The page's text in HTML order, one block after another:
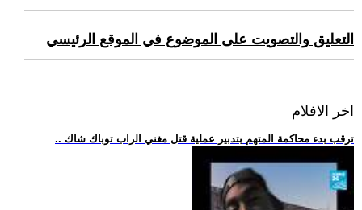
التعليق والتصويت على الموضوع في الموقع الرئيسي
اخر الافلام
.. ترقب بدء محاكمة المتهم بتدبير عملية قتل مغني الراب توباك شاك